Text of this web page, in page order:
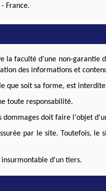
France.
la faculté d'une non-
des informations et
que soit sa forme, est
toute responsabilité.
doit faire l'objet
par le site. Toutefois,
d'un tiers.